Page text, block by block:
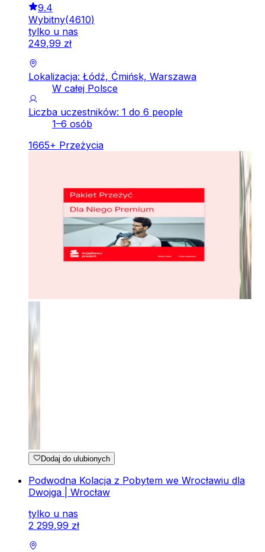
9.4
Wybitny(4610)
tylko u nas
249,99 zł
Lokalizacja: Łódź, Ćmińsk, Warszawa
W całej Polsce
Liczba uczestników: 1 do 6 people
1–6 osób
1665+ Przeżycia
Dodaj do ulubionych
Podwodna Kolacja z Pobytem we Wrocławiu dla
Dwojga | Wrocław
tylko u nas
2 299,99 zł